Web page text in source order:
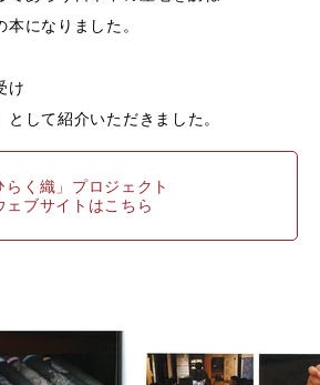
になりました。
け
として紹介いただきました。
らく織」プロジェクト
ェブサイトはこちら